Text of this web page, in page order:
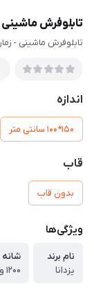
تابلوفرش ماشینی 1200 شانه طرح گلدان گل (3 سایز)
تابلوفرش ماشینی - زمان تحویل 7
اندازه
150*100 سانتی متر
قاب
بدون قاب
ویژگی‌ها
نام برند
یزدانا
شانه
1200 واقعی